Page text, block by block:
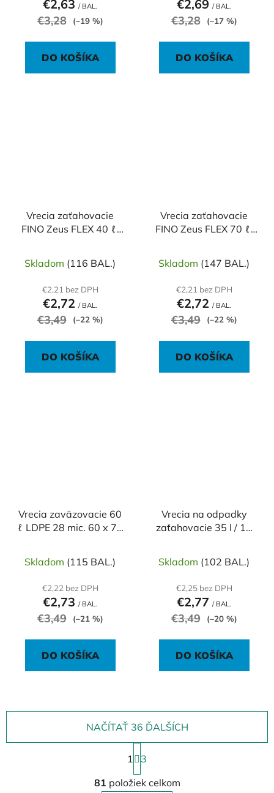
€2,63 / BAL.
€3,28 (–19 %)
DO KOŠÍKA
€2,69 / BAL.
€3,28 (–17 %)
DO KOŠÍKA
Vrecia zaťahovacie
FINO Zeus FLEX 40 ℓ,
Skladom (116 BAL.)
€2,21 bez DPH
€2,72 / BAL.
€3,49 (–22 %)
DO KOŠÍKA
Vrecia zaťahovacie
FINO Zeus FLEX 70 ℓ,
Skladom (147 BAL.)
€2,21 bez DPH
€2,72 / BAL.
€3,49 (–22 %)
DO KOŠÍKA
Vrecia zaväzovacie 60
ℓ LDPE 28 mic. 60 x 70
Skladom (115 BAL.)
€2,22 bez DPH
€2,73 / BAL.
€3,49 (–21 %)
DO KOŠÍKA
Vrecia na odpadky
zaťahovacie 35 l / 15
sivo-čierne
Skladom (102 BAL.)
€2,25 bez DPH
€2,77 / BAL.
€3,49 (–20 %)
DO KOŠÍKA
O
v
NAČÍTAŤ 36 ĎALŠÍCH
S
t
r
á
1
3
81 položiek celkom